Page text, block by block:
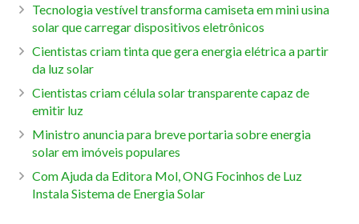
Tecnologia vestível transforma camiseta em mini usina
solar que carregar dispositivos eletrônicos
Cientistas criam tinta que gera energia elétrica a partir
da luz solar
Cientistas criam célula solar transparente capaz de
emitir luz
Ministro anuncia para breve portaria sobre energia
solar em imóveis populares
Com Ajuda da Editora Mol, ONG Focinhos de Luz
Instala Sistema de Energia Solar